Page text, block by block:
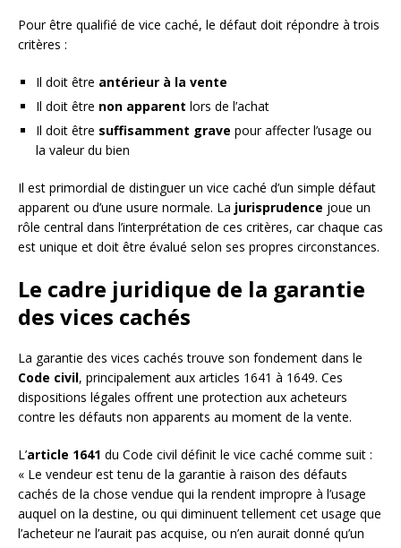
Pour être qualifié de vice caché, le défaut doit répondre à trois
critères :
Il doit être antérieur à la vente
Il doit être non apparent lors de l’achat
Il doit être suffisamment grave pour affecter l’usage ou
la valeur du bien
Il est primordial de distinguer un vice caché d’un simple défaut
apparent ou d’une usure normale. La jurisprudence joue un
rôle central dans l’interprétation de ces critères, car chaque cas
est unique et doit être évalué selon ses propres circonstances.
Le cadre juridique de la garantie
des vices cachés
La garantie des vices cachés trouve son fondement dans le
Code civil, principalement aux articles 1641 à 1649. Ces
dispositions légales offrent une protection aux acheteurs
contre les défauts non apparents au moment de la vente.
L’article 1641 du Code civil définit le vice caché comme suit :
« Le vendeur est tenu de la garantie à raison des défauts
cachés de la chose vendue qui la rendent impropre à l’usage
auquel on la destine, ou qui diminuent tellement cet usage que
l’acheteur ne l’aurait pas acquise, ou n’en aurait donné qu’un